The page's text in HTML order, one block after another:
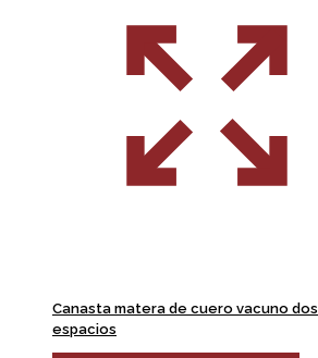
Canasta matera de cuero vacuno dos
espacios